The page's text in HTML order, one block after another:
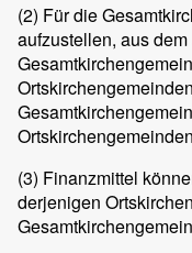
(2) Für die
aufzustellen, aus
(3) Finanzmittel
derjenigen